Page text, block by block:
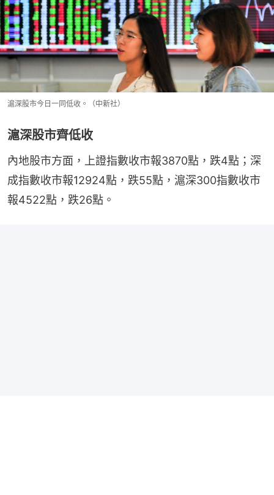
滬深股市今日一同低收。（中新社）
滬深股市齊低收
內地股市方面，上證指數收市報3870點，跌4點；深
成指數收市報12924點，跌55點，滬深300指數收市
報4522點，跌26點。